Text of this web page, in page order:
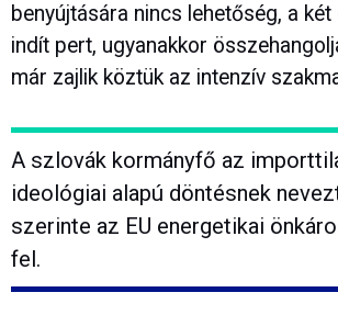
benyújtására nincs lehetőség, a
indít pert, ugyanakkor
már zajlik köztük az intenzív
A szlovák kormányfő az
ideológiai alapú döntésnek
szerinte az EU energetikai
fel.